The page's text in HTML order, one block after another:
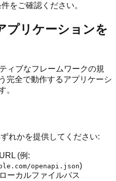
をご確認ください。
プリケーションを
ィブなフレームワークの規
完全で動作するアプリケーシ
。
れかを提供してください:
(例:
openapi.json)
ーカルファイルパス